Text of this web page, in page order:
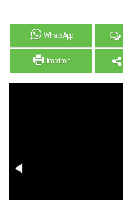
WhatsApp
Imprimir